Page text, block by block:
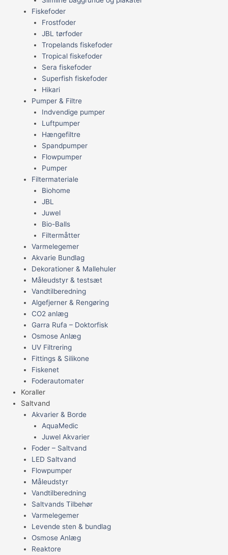
Fiskefoder
Frostfoder
JBL tørfoder
Tropelands fiskefoder
Tropical fiskefoder
Sera fiskefoder
Superfish fiskefoder
Hikari
Pumper & Filtre
Indvendige pumper
Luftpumper
Hængefiltre
Spandpumper
Flowpumper
Pumper
Filtermateriale
Biohome
JBL
Juwel
Bio-Balls
Filtermåtter
Varmelegemer
Akvarie Bundlag
Dekorationer & Mallehuler
Måleudstyr & testsæt
Vandtilberedning
Algefjerner & Rengøring
CO2 anlæg
Garra Rufa – Doktorfisk
Osmose Anlæg
UV Filtrering
Fittings & Silikone
Fiskenet
Foderautomater
Koraller
Saltvand
Akvarier & Borde
AquaMedic
Juwel Akvarier
Foder – Saltvand
LED Saltvand
Flowpumper
Måleudstyr
Vandtilberedning
Saltvands Tilbehør
Varmelegemer
Levende sten & bundlag
Osmose Anlæg
Reaktore